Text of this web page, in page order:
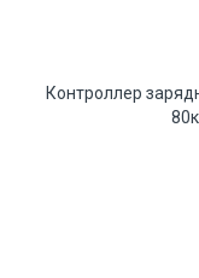
Контроллер